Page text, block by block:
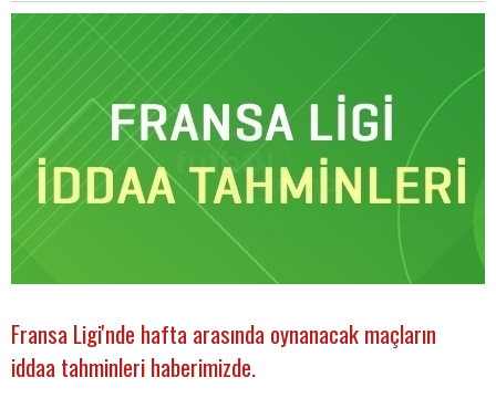
Fransa Ligi'nde hafta arasında oynanacak maçların
iddaa tahminleri haberimizde.